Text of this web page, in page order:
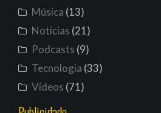
Música (13)
Notícias (21)
Podcasts (9)
Tecnologia (33)
Vídeos (71)